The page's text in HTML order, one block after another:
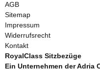
AGB
Sitemap
Impressum
Widerrufsrecht
Kontakt
RoyalClass Sitzbezüge
Ein Unternehmen der Adria